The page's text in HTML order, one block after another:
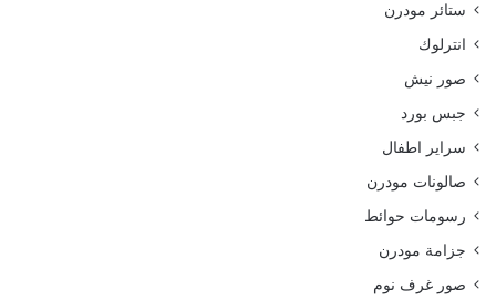
ستائر مودرن
انترلوك
صور نيش
جبس بورد
سراير اطفال
صالونات مودرن
رسومات حوائط
جزامة مودرن
صور غرف نوم